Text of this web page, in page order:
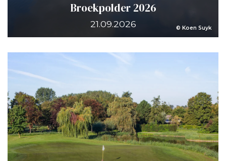
© Koen Suyk
Broekpolder 2026
21.09.2026